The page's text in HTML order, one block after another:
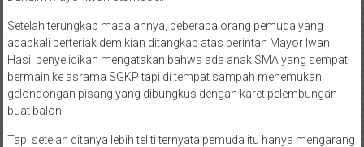
Setelah terungkap masalahnya, beberapa orang pemuda yang
acapkali berteriak demikian ditangkap atas perintah Mayor Iwan.
Hasil penyelidikan mengatakan bahwa ada anak SMA yang sempat
bermain ke asrama SGKP tapi di tempat sampah menemukan
gelondongan pisang yang dibungkus dengan karet pelembungan
buat balon.
Tapi setelah ditanya lebih teliti ternyata pemuda itu hanya mengarang